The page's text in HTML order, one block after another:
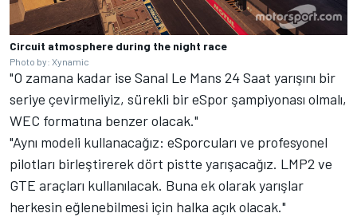
Circuit atmosphere during the night race
Photo by: Xynamic
"O zamana kadar ise Sanal Le Mans 24 Saat yarışını bir
seriye çevirmeliyiz, sürekli bir eSpor şampiyonası olmalı,
WEC formatına benzer olacak."
"Aynı modeli kullanacağız: eSporcuları ve profesyonel
pilotları birleştirerek dört pistte yarışacağız. LMP2 ve
GTE araçları kullanılacak. Buna ek olarak yarışlar
herkesin eğlenebilmesi için halka açık olacak."